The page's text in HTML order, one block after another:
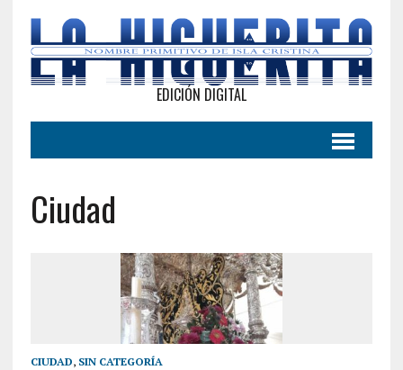
EDICIÓN DIGITAL
Ciudad
CIUDAD, SIN CATEGORÍA